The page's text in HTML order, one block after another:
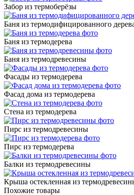
Забор из термоберёзы
Баня из термодифицированного
Баня из термодерева
Баня из термодревесины
Фасады из термодерева
Фасад дома из термодерева
Стена из термодерева
Пирс из термодревесины
Пирс из термодерева
Балки из термодревесины
Крыша остекленная из
Похожие товары